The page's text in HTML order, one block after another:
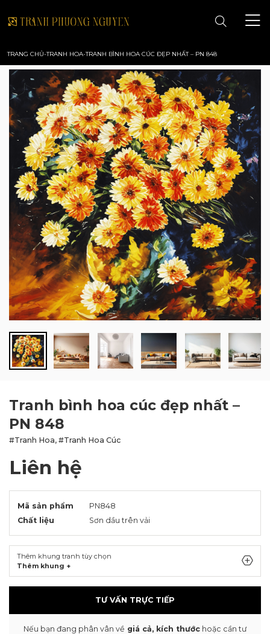
TRANG CHỦ
GIỚI THIỆU
TRANH PHONG CẢNH
TRANH PHONG THỦY
TRANH HOA
TRANH SƠN DẦU
BLOG
LIÊN HỆ
TRANG CHỦ-TRANH HOA-TRANH BÌNH HOA CÚC ĐẸP NHẤT – PN 848
Tranh bình hoa cúc đẹp nhất –
PN 848
#Tranh Hoa, #Tranh Hoa Cúc
Liên hệ
Mã sản phẩm
PN848
Chất liệu
Sơn dầu trên vải
Thêm khung tranh tùy chọn
Thêm khung +
TƯ VẤN TRỰC TIẾP
Nếu bạn đang phân vân về giá cả, kích thước hoặc cần tư